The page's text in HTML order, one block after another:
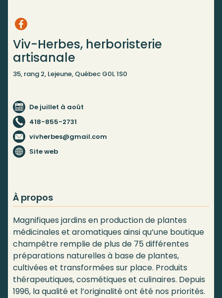
Viv-Herbes, herboristerie
artisanale
35, rang 2, Lejeune, Québec G0L 1S0
De juillet à août
418-855-2731
vivherbes@gmail.com
Site web
À propos
Magnifiques jardins en production de plantes
médicinales et aromatiques ainsi qu’une boutique
champêtre remplie de plus de 75 différentes
préparations naturelles à base de plantes,
cultivées et transformées sur place. Produits
thérapeutiques, cosmétiques et culinaires. Depuis
1996, la qualité et l’originalité ont été nos priorités.